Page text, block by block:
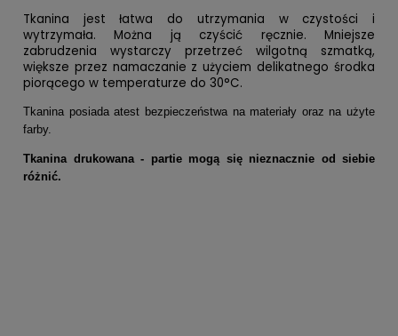
Tkanina jest łatwa do utrzymania w czystości i
wytrzymała. Można ją czyścić ręcznie. Mniejsze
zabrudzenia wystarczy przetrzeć wilgotną szmatką,
większe przez namaczanie z użyciem delikatnego środka
piorącego w temperaturze do 30°C.
Tkanina posiada atest bezpieczeństwa na materiały oraz na użyte
farby.
Tkanina drukowana - partie mogą się nieznacznie od siebie
różnić.